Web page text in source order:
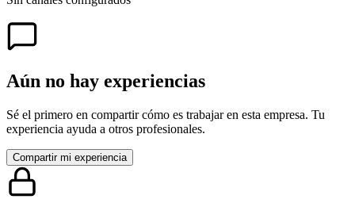
Aún no hay experiencias
Sé el primero en compartir cómo es trabajar en esta empresa. Tu
experiencia ayuda a otros profesionales.
Compartir mi experiencia